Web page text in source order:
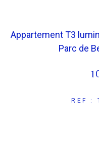
Appartement T3
Parc de
REF :